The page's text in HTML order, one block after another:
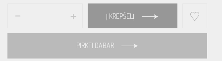
Į KREPŠELĮ
PIRKTI DABAR